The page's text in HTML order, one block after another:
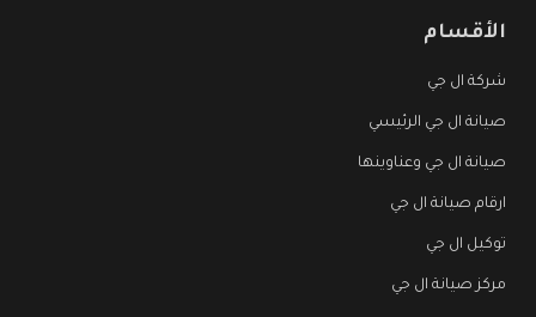
الأقسام
شركة ال جي
صيانة ال جي الرئيسي
صيانة ال جي وعناوينها
ارقام صيانة ال جي
توكيل ال جي
مركز صيانة ال جي